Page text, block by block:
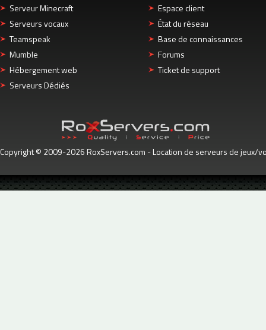
Serveur Minecraft
Serveurs vocaux
Teamspeak
Mumble
Hébergement web
Serveurs Dédiés
Espace client
État du réseau
Base de connaissances
Forums
Ticket de support
Copyright © 2009-2026 RoxServers.com - Location de serveurs de jeux/